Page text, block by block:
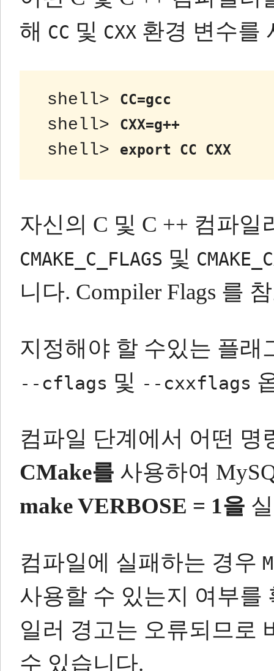
해 CC 및 CXX 환경 변수를
shell> CC=gcc
shell> CXX=g++
shell> export CC CXX
자신의 C 및 C ++ 컴파
CMAKE_C_FLAGS 및
니다. Compiler Flags 를
지정해야 할 수있는 플
--cflags 및 --cxxflags
컴파일 단계에서 어떤
CMake를 사용하여
make VERBOSE = 1을
컴파일에 실패하는 경우
사용할 수 있는지 여부를
일러 경고는 오류되므로
수 있습니다.